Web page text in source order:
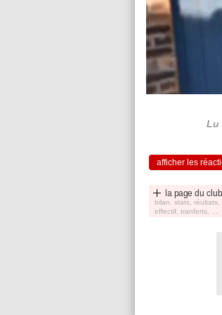
Lu
afficher les
la page du
bilan, stats, réultats,
effectif, tranferts, ...